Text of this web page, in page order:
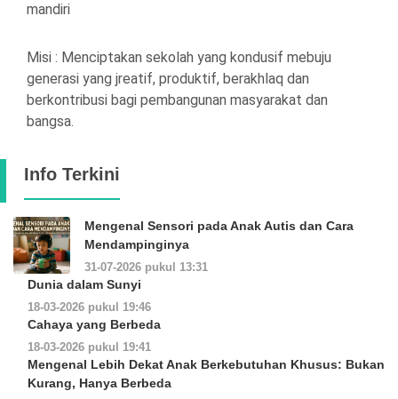
mandiri
Misi : Menciptakan sekolah yang kondusif mebuju
generasi yang jreatif, produktif, berakhlaq dan
berkontribusi bagi pembangunan masyarakat dan
bangsa.
Info Terkini
Mengenal Sensori pada Anak Autis dan Cara
Mendampinginya
31-07-2026 pukul 13:31
Dunia dalam Sunyi
18-03-2026 pukul 19:46
Cahaya yang Berbeda
18-03-2026 pukul 19:41
Mengenal Lebih Dekat Anak Berkebutuhan Khusus: Bukan
Kurang, Hanya Berbeda